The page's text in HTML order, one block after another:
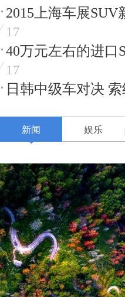
2015上海车展
17
40万元左右的进口
17
日韩中级车对决
新闻 娱乐